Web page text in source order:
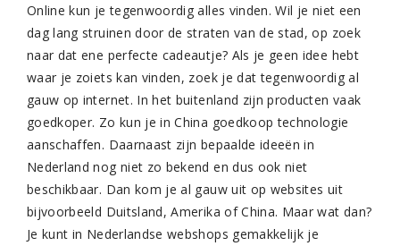
Online kun je tegenwoordig alles vinden. Wil je niet een
dag lang struinen door de straten van de stad, op zoek
naar dat ene perfecte cadeautje? Als je geen idee hebt
waar je zoiets kan vinden, zoek je dat tegenwoordig al
gauw op internet. In het buitenland zijn producten vaak
goedkoper. Zo kun je in China goedkoop technologie
aanschaffen. Daarnaast zijn bepaalde ideeën in
Nederland nog niet zo bekend en dus ook niet
beschikbaar. Dan kom je al gauw uit op websites uit
bijvoorbeeld Duitsland, Amerika of China. Maar wat dan?
Je kunt in Nederlandse webshops gemakkelijk je